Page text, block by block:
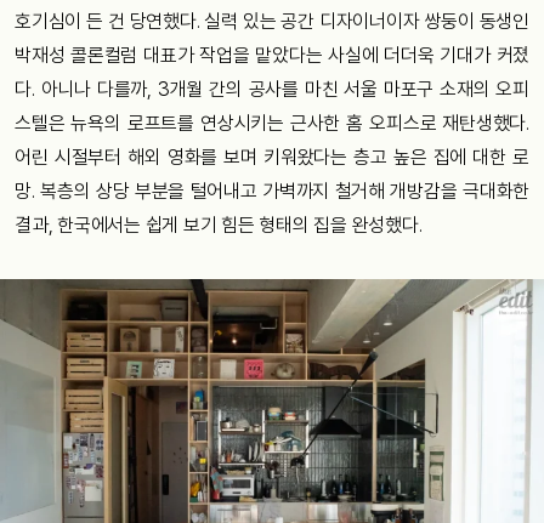
호기심이 든 건 당연했다. 실력 있는 공간 디자이너이자 쌍둥이 동생인
박재성 콜론컬럼 대표가 작업을 맡았다는 사실에 더더욱 기대가 커졌
다. 아니나 다를까, 3개월 간의 공사를 마친 서울 마포구 소재의 오피
스텔은 뉴욕의 로프트를 연상시키는 근사한 홈 오피스로 재탄생했다.
어린 시절부터 해외 영화를 보며 키워왔다는 층고 높은 집에 대한 로
망. 복층의 상당 부분을 털어내고 가벽까지 철거해 개방감을 극대화한
결과, 한국에서는 쉽게 보기 힘든 형태의 집을 완성했다.